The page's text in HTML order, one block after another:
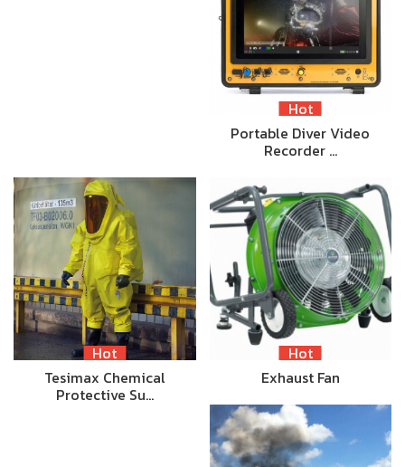
Hot
Portable Diver Video
Recorder …
Hot
Tesimax Chemical
Protective Su…
Hot
Exhaust Fan